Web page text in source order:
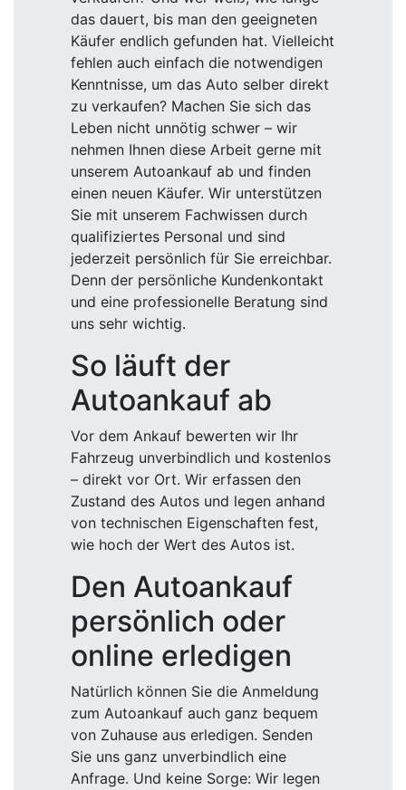
das dauert, bis man den geeigneten
Käufer endlich gefunden hat. Vielleicht
fehlen auch einfach die notwendigen
Kenntnisse, um das Auto selber direkt
zu verkaufen? Machen Sie sich das
Leben nicht unnötig schwer – wir
nehmen Ihnen diese Arbeit gerne mit
unserem Autoankauf ab und finden
einen neuen Käufer. Wir unterstützen
Sie mit unserem Fachwissen durch
qualifiziertes Personal und sind
jederzeit persönlich für Sie erreichbar.
Denn der persönliche Kundenkontakt
und eine professionelle Beratung sind
uns sehr wichtig.
So läuft der
Autoankauf ab
Vor dem Ankauf bewerten wir Ihr
Fahrzeug unverbindlich und kostenlos
– direkt vor Ort. Wir erfassen den
Zustand des Autos und legen anhand
von technischen Eigenschaften fest,
wie hoch der Wert des Autos ist.
Den Autoankauf
persönlich oder
online erledigen
Natürlich können Sie die Anmeldung
zum Autoankauf auch ganz bequem
von Zuhause aus erledigen. Senden
Sie uns ganz unverbindlich eine
Anfrage. Und keine Sorge: Wir legen